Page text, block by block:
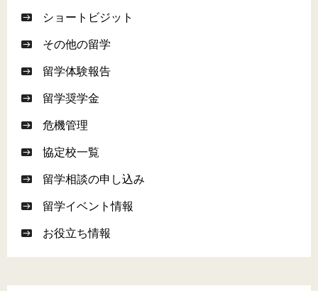
ショートビジット
その他の留学
留学体験報告
留学奨学金
危機管理
協定校一覧
留学相談の申し込み
留学イベント情報
お役立ち情報